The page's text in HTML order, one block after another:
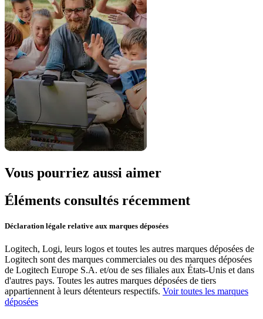
Vous pourriez aussi aimer
Éléments consultés récemment
Déclaration légale relative aux marques déposées
Logitech, Logi, leurs logos et toutes les autres marques déposées de
Logitech sont des marques commerciales ou des marques déposées
de Logitech Europe S.A. et/ou de ses filiales aux États-Unis et dans
d'autres pays. Toutes les autres marques déposées de tiers
appartiennent à leurs détenteurs respectifs. Voir toutes les marques
déposées